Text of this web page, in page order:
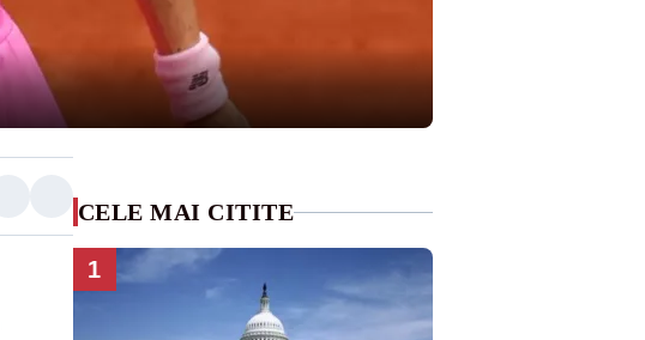
CELE MAI CITITE
1